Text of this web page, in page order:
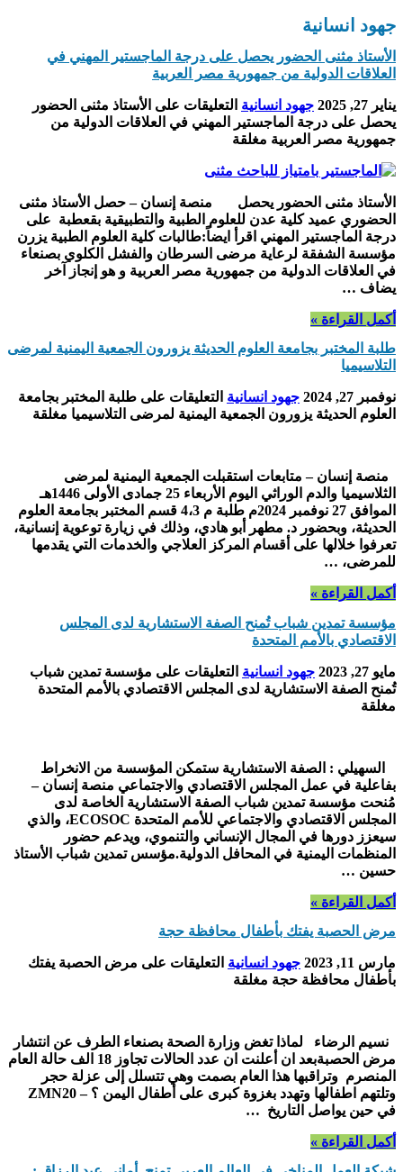
جهود انسانية
الأستاذ مثنى الحضور يحصل على درجة الماجستير المهني في
العلاقات الدولية من جمهورية مصر العربية
يناير 27, 2025 جهود انسانية التعليقات على الأستاذ مثنى الحضور
يحصل على درجة الماجستير المهني في العلاقات الدولية من
جمهورية مصر العربية مغلقة
الأستاذ مثنى الحضور يحصل منصة إنسان – حصل الأستاذ مثنى
الحضوري عميد كلية عدن للعلوم الطبية والتطبيقية بقعطبة على
درجة الماجستير المهني اقرأ ايضاً:طالبات كلية العلوم الطبية يزرن
مؤسسة الشفقة لرعاية مرضى السرطان والفشل الكلوي بصنعاء
في العلاقات الدولية من جمهورية مصر العربية و هو إنجاز آخر
يضاف …
أكمل القراءة »
طلبة المختبر بجامعة العلوم الحديثة يزورون الجمعية اليمنية لمرضى
التلاسيميا
نوفمبر 27, 2024 جهود انسانية التعليقات على طلبة المختبر بجامعة
العلوم الحديثة يزورون الجمعية اليمنية لمرضى التلاسيميا مغلقة
منصة إنسان – متابعات استقبلت الجمعية اليمنية لمرضى
الثلاسيميا والدم الوراثي اليوم الأربعاء 25 جمادى الأولى 1446هـ
الموافق 27 نوفمبر 2024م طلبة م 4،3 قسم المختبر بجامعة العلوم
الحديثة، وبحضور د. مطهر أبو هادي، وذلك في زيارة توعوية إنسانية،
تعرفوا خلالها على أقسام المركز العلاجي والخدمات التي يقدمها
للمرضى، …
أكمل القراءة »
مؤسسة تمدين شباب تُمنح الصفة الاستشارية لدى المجلس
الاقتصادي بالأمم المتحدة
مايو 27, 2023 جهود انسانية التعليقات على مؤسسة تمدين شباب
تُمنح الصفة الاستشارية لدى المجلس الاقتصادي بالأمم المتحدة
مغلقة
السهيلي : الصفة الاستشارية ستمكن المؤسسة من الانخراط
بفاعلية في عمل المجلس الاقتصادي والاجتماعي منصة إنسان –
مُنحت مؤسسة تمدين شباب الصفة الاستشارية الخاصة لدى
المجلس الاقتصادي والاجتماعي للأمم المتحدة ECOSOC، والذي
سيعزز دورها في المجال الإنساني والتنموي، ويدعم حضور
المنظمات اليمنية في المحافل الدولية.مؤسس تمدين شباب الأستاذ
حسين …
أكمل القراءة »
مرض الحصبة يفتك بأطفال محافظة حجة
مارس 11, 2023 جهود انسانية التعليقات على مرض الحصبة يفتك
بأطفال محافظة حجة مغلقة
نسيم الرضاء لماذا تغض وزارة الصحة بصنعاء الطرف عن انتشار
مرض الحصبةبعد ان أعلنت ان عدد الحالات تجاوز 18 الف حالة العام
المنصرم وتراقبها هذا العام بصمت وهي تتسلل إلى عزلة حجر
في حين يواصل التاريخ …
أكمل القراءة »